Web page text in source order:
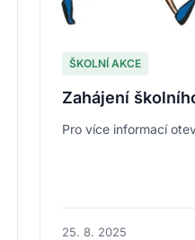
ŠKOLNÍ AKCE
Zahájení
Pro více informací
25. 8. 2025